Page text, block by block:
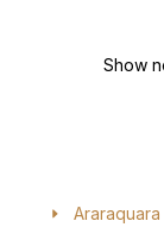
Show
Araraquara